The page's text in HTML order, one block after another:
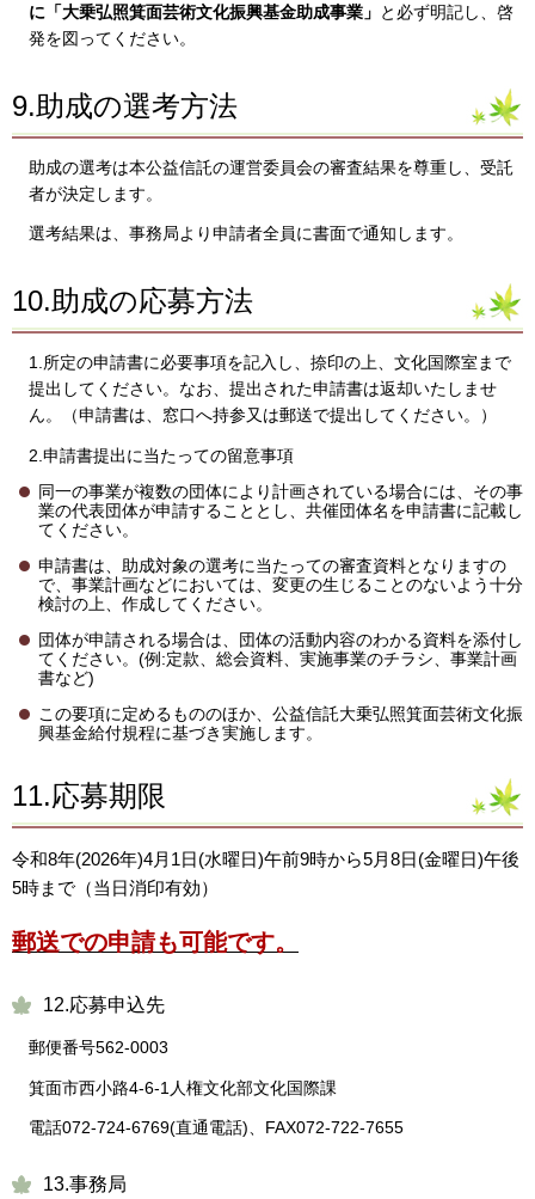
に「大乗弘照箕面芸術文化振興基金助成事業」 と必ず明記し、啓
発を図ってください。
9.助成の選考方法
助成の選考は本公益信託の運営委員会の審査結果を尊重し、受託
者が決定します。
選考結果は、事務局より申請者全員に書面で通知します。
10.助成の応募方法
1.所定の申請書に必要事項を記入し、捺印の上、文化国際室まで
提出してください。なお、提出された申請書は返却いたしませ
ん。（申請書は、窓口へ持参又は郵送で提出してください。）
2.申請書提出に当たっての留意事項
同一の事業が複数の団体により計画されている場合には、その事
業の代表団体が申請することとし、共催団体名を申請書に記載し
てください。
申請書は、助成対象の選考に当たっての審査資料となりますの
で、事業計画などにおいては、変更の生じることのないよう十分
検討の上、作成してください。
団体が申請される場合は、団体の活動内容のわかる資料を添付し
てください。(例:定款、総会資料、実施事業のチラシ、事業計画
書など)
この要項に定めるもののほか、公益信託大乗弘照箕面芸術文化振
興基金給付規程に基づき実施します。
11.応募期限
令和8年(2026年)4月1日(水曜日)午前9時から5月8日(金曜日)午後
5時まで（当日消印有効）
郵送での申請も可能です。
12.応募申込先
郵便番号562-0003
箕面市西小路4-6-1人権文化部文化国際課
電話072-724-6769(直通電話)、FAX072-722-7655
13.事務局